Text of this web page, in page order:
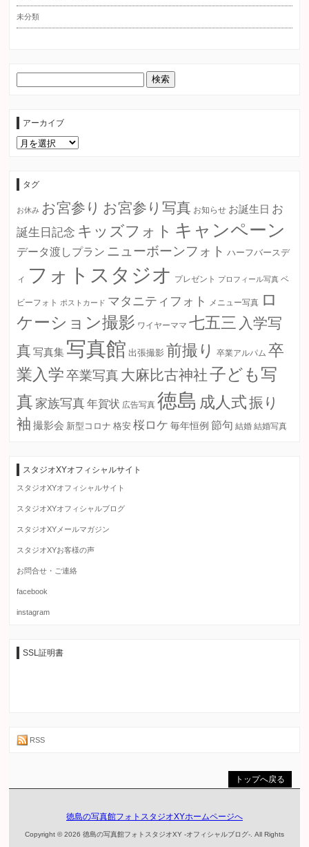
未分類
アーカイブ
ア
ー
タグ
お休み お宮参り お宮参り写真 お知らせ お誕生日 お
誕生日記念 キッズフォト キャンペーン
データ渡しプラン ニューボーンフォト ハーフバースデ
ィ フォトスタジオ プレゼント プロフィール写真 ベ
ビーフォト ポストカード マタニティフォト メニュー写真 ロ
ケーション撮影 ワイヤーママ 七五三 入学写
真 写真集 写真館 出張撮影 前撮り 卒業アルパム 卒
業入学 卒業写真大麻比古神社子ども写
真 家族写真年賀状 広告写真 徳島 成人式振り
袖 撮影会 新型コロナ 格安 桜ロケ 毎年恒例 節句 結婚 結婚写真
スタジオXYオフィシャルサイト
スタジオXYオフィシャルサイト
スタジオXYオフィシャルブログ
スタジオXYメールマガジン
スタジオXYお客様の声
お問合せ・ご連絡
facebook
instagram
SSL証明書
RSS
トップへ戻る
徳島の写真館フォトスタジオXYホームページへ
Copyright © 2026 徳島の写真館フォトスタジオXY -オフィシャルブログ-. All Rights